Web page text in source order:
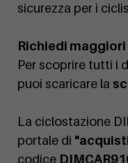
sicurezza per i
Richiedi
Per scoprire tutti i
puoi scaricare la
La ciclostazione
portale di
codice